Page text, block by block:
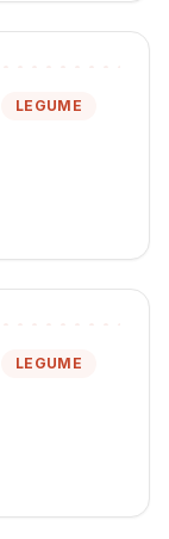
LEGUME
LEGUME